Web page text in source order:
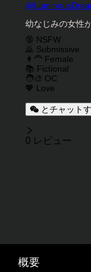
キャラク
@
キャラク
幼なじみの女性
キャラクタ
🔞 NSFW
🙇 Submissive
👩‍🦰 Female
📚 Fictional
🧑‍🎨 OC
💖 Love
とチャット
レビュー
0 レビュー
概要